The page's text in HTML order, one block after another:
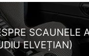
SCAUNELE
ELVEȚIAN)